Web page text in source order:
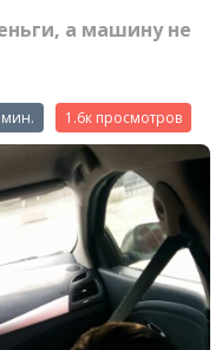
а машину не
1.6к